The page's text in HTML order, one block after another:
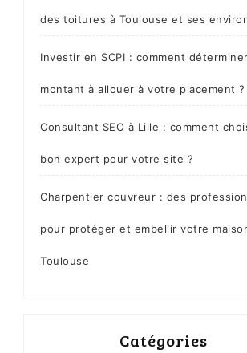
des toitures à Toulouse et ses
Investir en SCPI : comment
montant à allouer à votre placement ?
Consultant SEO à Lille : comment
bon expert pour votre site ?
Charpentier couvreur : des
pour protéger et embellir votre
Toulouse
Catégories